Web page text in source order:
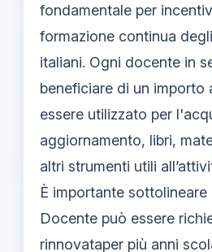
fondamentale per
formazione continua
italiani. Ogni docente in
beneficiare di un importo
essere utilizzato per
aggiornamento, libri,
altri strumenti utili
È importante sottolineare
Docente può essere
rinnovataper più anni